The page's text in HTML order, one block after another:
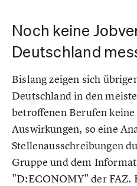
Noch keine
Deutschland
Bislang zeigen sich
Deutschland in den
betroffenen Berufen
Auswirkungen, so eine
Stellenausschreibungen
Gruppe und dem
"D:ECONOMY" der FAZ.